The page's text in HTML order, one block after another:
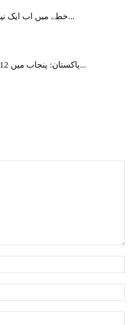
خطے میں اب ایک نیوآرڈر نا...
پاکستان: پنجاب میں 12دہشت...